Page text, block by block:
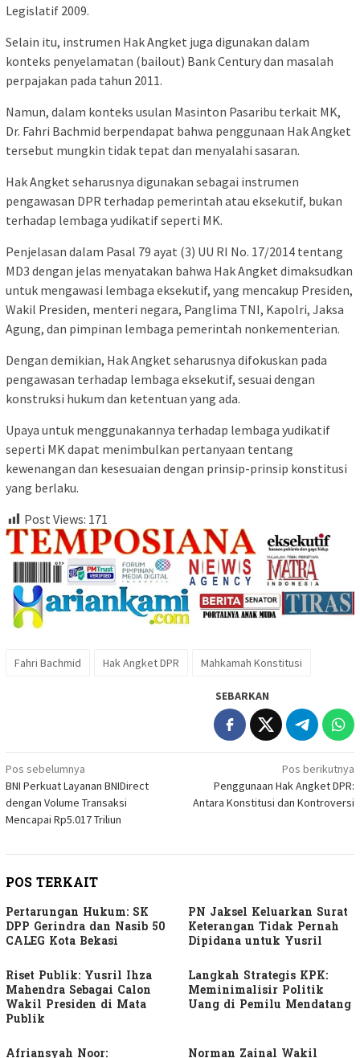
Legislatif 2009.
Selain itu, instrumen Hak Angket juga digunakan dalam
konteks penyelamatan (bailout) Bank Century dan masalah
perpajakan pada tahun 2011.
Namun, dalam konteks usulan Masinton Pasaribu terkait MK,
Dr. Fahri Bachmid berpendapat bahwa penggunaan Hak Angket
tersebut mungkin tidak tepat dan menyalahi sasaran.
Hak Angket seharusnya digunakan sebagai instrumen
pengawasan DPR terhadap pemerintah atau eksekutif, bukan
terhadap lembaga yudikatif seperti MK.
Penjelasan dalam Pasal 79 ayat (3) UU RI No. 17/2014 tentang
MD3 dengan jelas menyatakan bahwa Hak Angket dimaksudkan
untuk mengawasi lembaga eksekutif, yang mencakup Presiden,
Wakil Presiden, menteri negara, Panglima TNI, Kapolri, Jaksa
Agung, dan pimpinan lembaga pemerintah nonkementerian.
Dengan demikian, Hak Angket seharusnya difokuskan pada
pengawasan terhadap lembaga eksekutif, sesuai dengan
konstruksi hukum dan ketentuan yang ada.
Upaya untuk menggunakannya terhadap lembaga yudikatif
seperti MK dapat menimbulkan pertanyaan tentang
kewenangan dan kesesuaian dengan prinsip-prinsip konstitusi
yang berlaku.
Post Views: 171
Fahri Bachmid Hak Angket DPR Mahkamah Konstitusi
SEBARKAN
Navigasi
pos
Pos sebelumnya
BNI Perkuat Layanan BNIDirect
dengan Volume Transaksi
Mencapai Rp5.017 Triliun
Pos berikutnya
Penggunaan Hak Angket DPR:
Antara Konstitusi dan Kontroversi
POS TERKAIT
Pertarungan Hukum: SK
DPP Gerindra dan Nasib 50
CALEG Kota Bekasi
PN Jaksel Keluarkan Surat
Keterangan Tidak Pernah
Dipidana untuk Yusril
Riset Publik: Yusril Ihza
Mahendra Sebagai Calon
Wakil Presiden di Mata
Publik
Langkah Strategis KPK:
Meminimalisir Politik
Uang di Pemilu Mendatang
Afriansyah Noor: Norman Zainal Wakil